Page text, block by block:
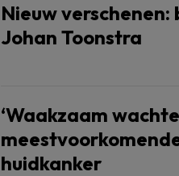
Nieuw verschenen:
Johan Toonstra
‘Waakzaam
huidkanker